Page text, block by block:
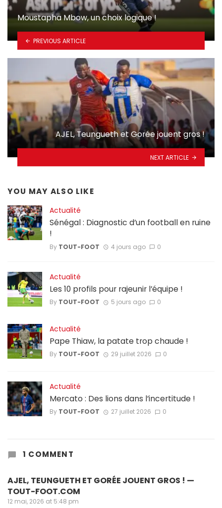
Moustapha Mbow, un choix logique !
PREVIOUS ARTICLE
AJEL, Teungueth et Gorée jouent gros !
NEXT ARTICLE
YOU MAY ALSO LIKE
Actualité
Sénégal : Diagnostic d’un football en ruine
!
By TOUT-FOOT 4 jours ago 0
Actualité
Les 10 profils pour rajeunir l’équipe !
By TOUT-FOOT 5 jours ago 0
Actualité
Pape Thiaw, la patate trop chaude !
By TOUT-FOOT 29 juillet 2026 0
Actualité
Mercato : Des lions dans l’incertitude !
By TOUT-FOOT 27 juillet 2026 0
1 COMMENT
AJEL, TEUNGUETH ET GORÉE JOUENT GROS ! —
TOUT-FOOT.COM
12 mai, 2026 at 5:48 pm